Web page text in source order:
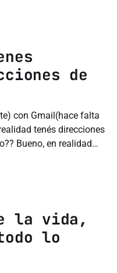
de
con Gmail(hace falta
tenés direcciones
Bueno, en realidad
la vida,
lo